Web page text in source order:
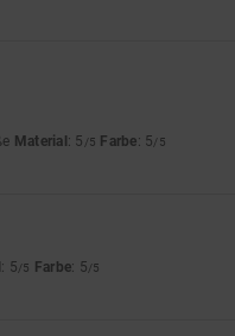
Material: 5 /5 Farbe: 5/5
: 5/5 Farbe: 5/5